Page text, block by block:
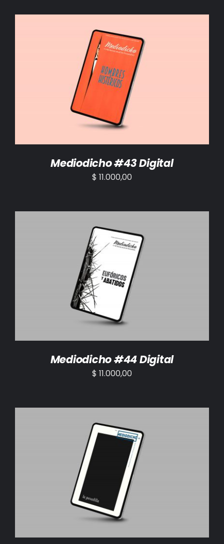
AÑADIR AL CARRITO /
Mediodicho #43 Digital
$ 11.000,00
AÑADIR AL CARRITO /
Mediodicho #44 Digital
$ 11.000,00
AÑADIR AL CARRITO /